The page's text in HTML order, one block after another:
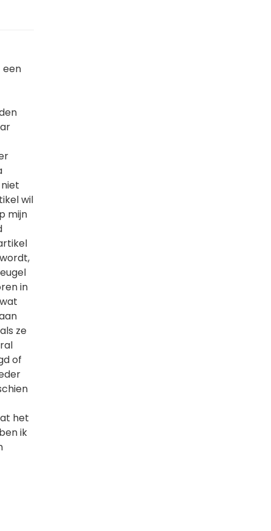
een
wil
mijn
in
ze
of
het
ik